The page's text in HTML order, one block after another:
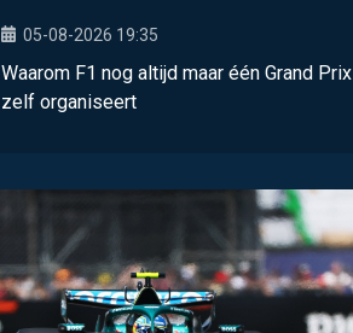
05-08-2026 19:35
Waarom F1 nog altijd maar één Grand Prix
zelf organiseert